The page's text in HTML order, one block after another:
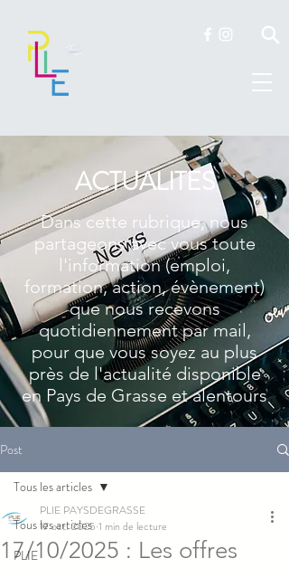
ACTUALITES
Dans cette rubrique, nous
partageons avec vous toute
l'information (emploi,
formation, action, évènement)
que nous recevons
quotidiennement par mail,
pour que vous soyez au plus
près de l'actualité disponible
en Pays de Grasse et alentours
Post
Tous les articles
PLIE
Tous les articles
17/10/2025 : Les offres
PLIE PAYSDEGRASSE
17 oct. 2025 1 min de lecture